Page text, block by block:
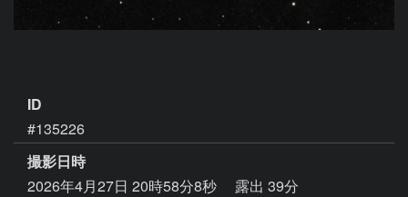
ID
#135226
撮影日時
2026年4月27日 20時58分8秒
露出 39分